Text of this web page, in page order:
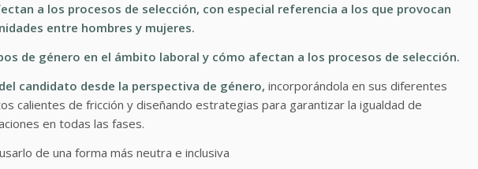
a los procesos de selección, con especial referencia a los que provocan
entre hombres y mujeres.
de género en el ámbito laboral y cómo afectan a los procesos de selección.
candidato desde la perspectiva de género, incorporándola en sus diferentes
calientes de fricción y diseñando estrategias para garantizar la igualdad de
en todas las fases.
de una forma más neutra e inclusiva